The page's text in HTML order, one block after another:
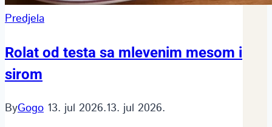
Predjela
Rolat od testa sa mlevenim mesom i
sirom
ByGogo 13. jul 2026.13. jul 2026.